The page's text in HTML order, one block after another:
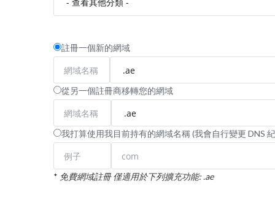
註冊一個新的網域
從另一個註冊商移轉您的網域
我打算使用我目前持有的網域名稱 (我會自行變更 DNS
* 免費網域註冊 僅適用於下列擴充功能: .ae